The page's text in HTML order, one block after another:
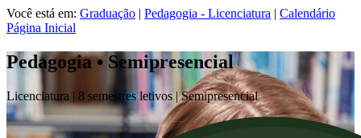
Você está em: Graduação | Pedagogia - Licenciatura | Calendário
Página Inicial
Pedagogia • Semipresencial
Licenciatura | 8 semestres letivos |Semipresencial